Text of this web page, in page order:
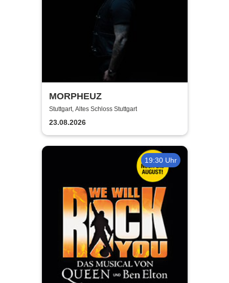
MORPHEUZ
Stuttgart, Altes Schloss Stuttgart
23.08.2026
19:30 Uhr